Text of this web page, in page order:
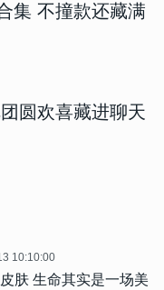
集 不撞款还藏满
圆欢喜藏进聊天
10:10:00
肤 生命其实是一场美